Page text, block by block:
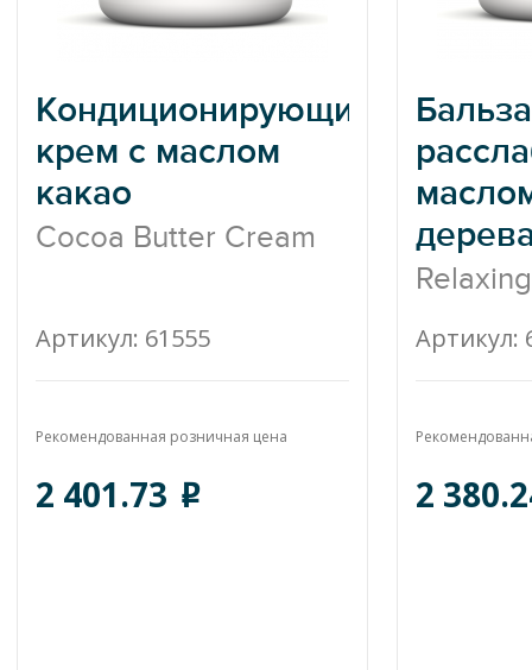
Кондиционирующий
крем с маслом
какао
Cocoa Butter Cream
Артикул: 61555
Рекомендованная розничная цена
2 401.73 o
Артикул:
2